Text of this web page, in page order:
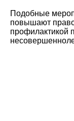
Подобные
повышают
профилактикой